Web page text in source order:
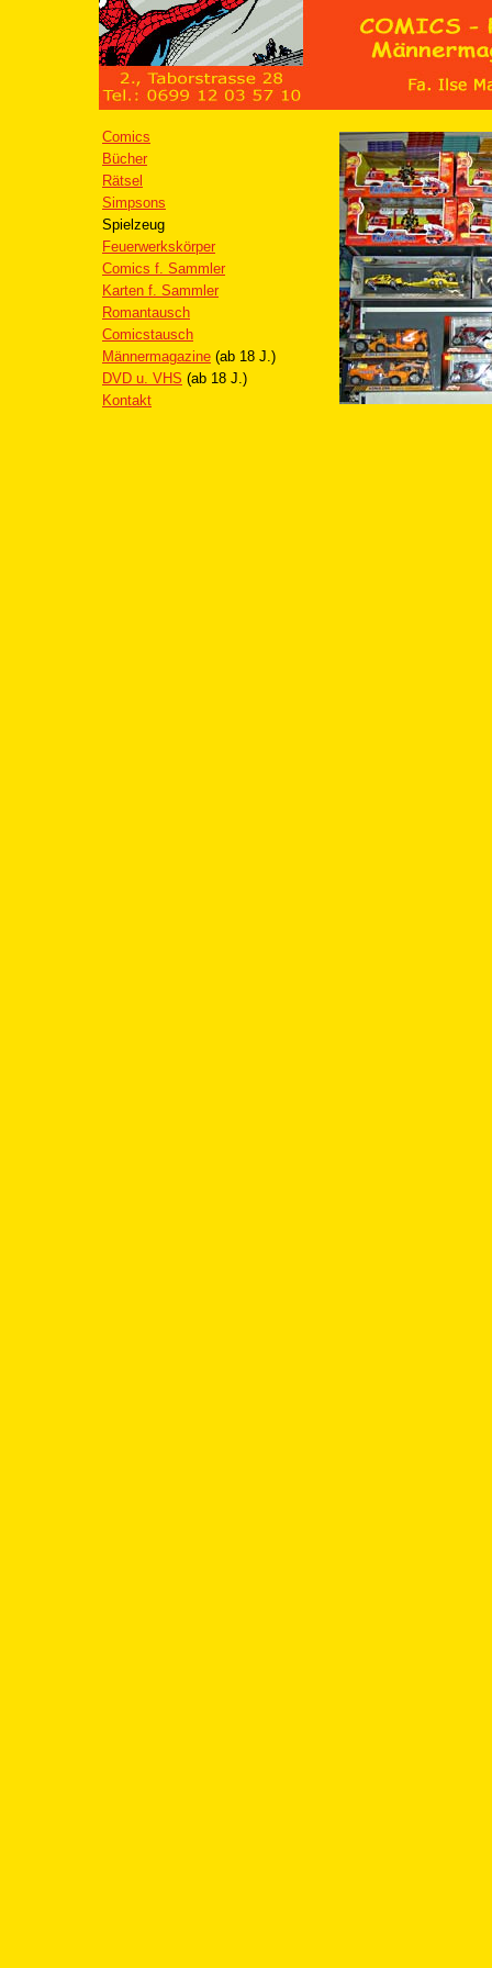
Comics
Bücher
Rätsel
Simpsons
Spielzeug
Feuerwerkskörper
Comics f. Sammler
Karten f. Sammler
Romantausch
Comicstausch
Männermagazine (ab 18 J.)
DVD u. VHS (ab 18 J.)
Kontakt